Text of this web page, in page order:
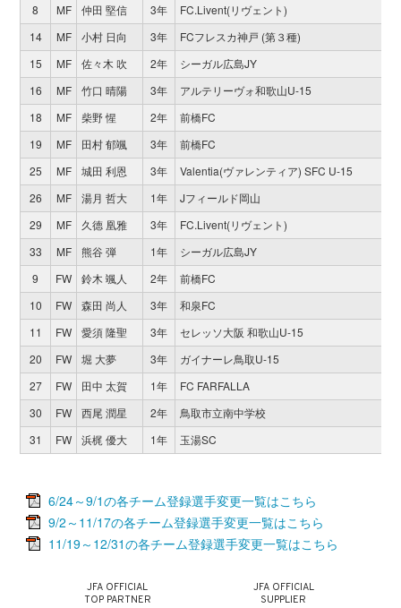
8
MF 仲田 堅信 3年
FC.Livent(リヴェント)
14
MF 小村 日向 3年
FCフレスカ神戸 (第３種)
15
MF 佐々木 吹 2年
シーガル広島JY
16
MF 竹口 晴陽 3年
アルテリーヴォ和歌山U-15
18
MF 柴野 惺 2年
前橋FC
19
MF 田村 郁颯 3年
前橋FC
25
MF 城田 利恩 3年
Valentia(ヴァレンティア) SFC U-15
26
MF 湯月 哲大 1年
Jフィールド岡山
29
MF 久德 凰雅 3年
FC.Livent(リヴェント)
33
MF 熊谷 弾 1年
シーガル広島JY
9
FW 鈴木 颯人 2年
前橋FC
10
FW 森田 尚人 3年
和泉FC
11
FW 愛須 隆聖 3年
セレッソ大阪 和歌山U-15
20
FW 堀 大夢 3年
ガイナーレ鳥取U-15
27
FW 田中 太賀 1年
FC FARFALLA
30
FW 西尾 潤星 2年
鳥取市立南中学校
31
FW 浜梶 優大 1年 玉湯SC
6/24～9/1の各チーム登録選手変更一覧はこちら
9/2～11/17の各チーム登録選手変更一覧はこちら
11/19～12/31の各チーム登録選手変更一覧はこちら
JFA OFFICIAL
TOP PARTNER
JFA OFFICIAL
SUPPLIER